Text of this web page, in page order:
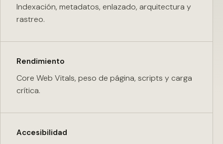
Indexación, metadatos, enlazado, arquitectura y
rastreo.
Rendimiento
Core Web Vitals, peso de página, scripts y carga
crítica.
Accesibilidad